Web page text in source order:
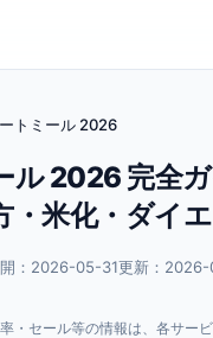
トミール 2026
ル 2026 完全
・米化・ダイ
：2026-05-31更新：2026-
・セール等の情報は、各サー